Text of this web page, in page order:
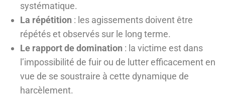
systématique.
La répétition : les agissements doivent être
répétés et observés sur le long terme.
Le rapport de domination : la victime est dans
l’impossibilité de fuir ou de lutter efficacement en
vue de se soustraire à cette dynamique de
harcèlement.